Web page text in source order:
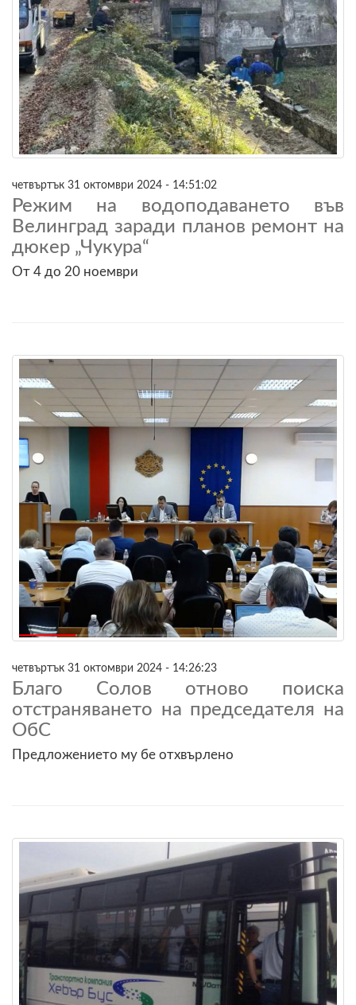
четвъртък 31 октомври 2024 - 14:51:02
Режим на водоподаването във
Велинград заради планов ремонт на
дюкер „Чукура“
От 4 до 20 ноември
четвъртък 31 октомври 2024 - 14:26:23
Благо Солов отново поиска
отстраняването на председателя на
ОбС
Предложението му бе отхвърлено